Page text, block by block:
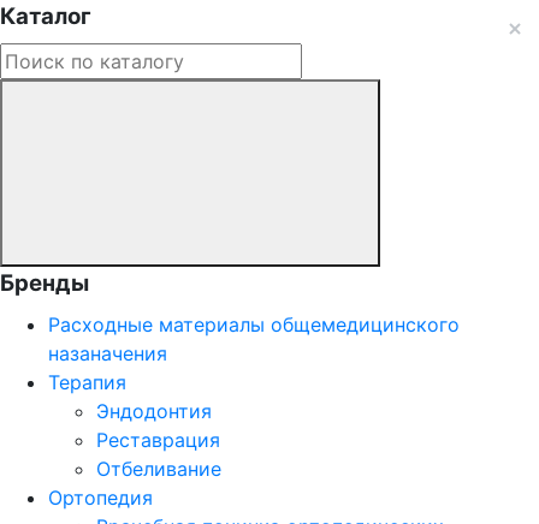
Каталог
Бренды
Расходные материалы общемедицинского
назаначения
Терапия
Эндодонтия
Реставрация
Отбеливание
Ортопедия